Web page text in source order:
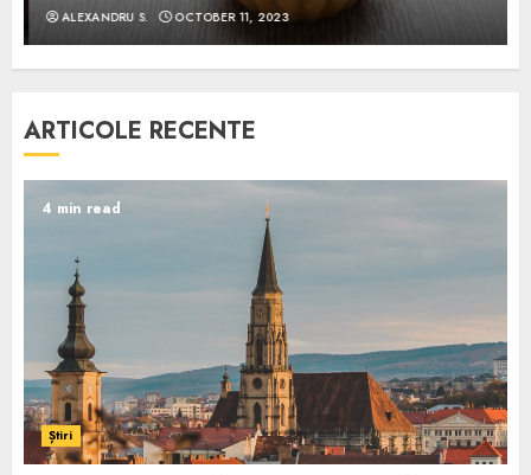
ALEXANDRU S. OCTOBER 11, 2023
ARTICOLE RECENTE
4 min read
Știri